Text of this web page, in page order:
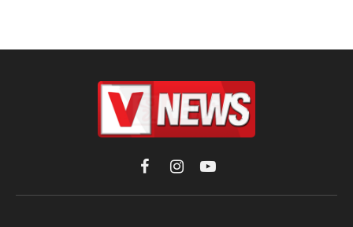
FacebookInstagramYouTube